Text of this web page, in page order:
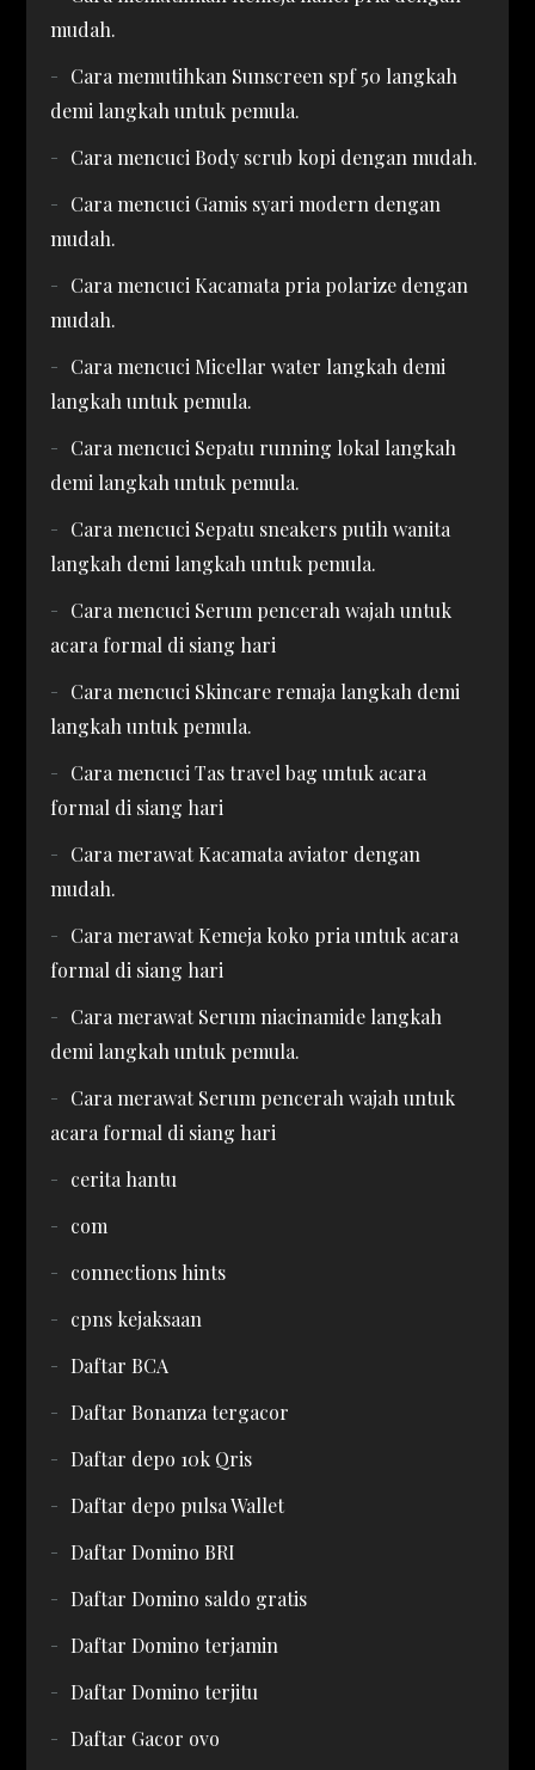
mudah.
Cara memutihkan Sunscreen spf 50 langkah
demi langkah untuk pemula.
Cara mencuci Body scrub kopi dengan mudah.
Cara mencuci Gamis syari modern dengan
mudah.
Cara mencuci Kacamata pria polarize dengan
mudah.
Cara mencuci Micellar water langkah demi
langkah untuk pemula.
Cara mencuci Sepatu running lokal langkah
demi langkah untuk pemula.
Cara mencuci Sepatu sneakers putih wanita
langkah demi langkah untuk pemula.
Cara mencuci Serum pencerah wajah untuk
acara formal di siang hari
Cara mencuci Skincare remaja langkah demi
langkah untuk pemula.
Cara mencuci Tas travel bag untuk acara
formal di siang hari
Cara merawat Kacamata aviator dengan
mudah.
Cara merawat Kemeja koko pria untuk acara
formal di siang hari
Cara merawat Serum niacinamide langkah
demi langkah untuk pemula.
Cara merawat Serum pencerah wajah untuk
acara formal di siang hari
cerita hantu
com
connections hints
cpns kejaksaan
Daftar BCA
Daftar Bonanza tergacor
Daftar depo 10k Qris
Daftar depo pulsa Wallet
Daftar Domino BRI
Daftar Domino saldo gratis
Daftar Domino terjamin
Daftar Domino terjitu
Daftar Gacor ovo